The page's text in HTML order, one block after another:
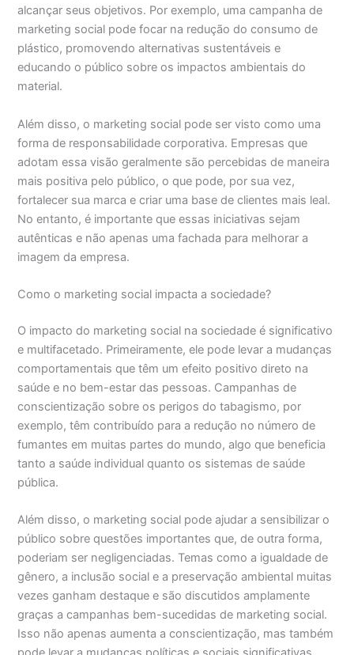
alcançar seus objetivos. Por exemplo, uma campanha de
marketing social pode focar na redução do consumo de
plástico, promovendo alternativas sustentáveis e
educando o público sobre os impactos ambientais do
material.
Além disso, o marketing social pode ser visto como uma
forma de responsabilidade corporativa. Empresas que
adotam essa visão geralmente são percebidas de maneira
mais positiva pelo público, o que pode, por sua vez,
fortalecer sua marca e criar uma base de clientes mais leal.
No entanto, é importante que essas iniciativas sejam
autênticas e não apenas uma fachada para melhorar a
imagem da empresa.
Como o marketing social impacta a sociedade?
O impacto do marketing social na sociedade é significativo
e multifacetado. Primeiramente, ele pode levar a mudanças
comportamentais que têm um efeito positivo direto na
saúde e no bem-estar das pessoas. Campanhas de
conscientização sobre os perigos do tabagismo, por
exemplo, têm contribuído para a redução no número de
fumantes em muitas partes do mundo, algo que beneficia
tanto a saúde individual quanto os sistemas de saúde
pública.
Além disso, o marketing social pode ajudar a sensibilizar o
público sobre questões importantes que, de outra forma,
poderiam ser negligenciadas. Temas como a igualdade de
gênero, a inclusão social e a preservação ambiental muitas
vezes ganham destaque e são discutidos amplamente
graças a campanhas bem-sucedidas de marketing social.
Isso não apenas aumenta a conscientização, mas também